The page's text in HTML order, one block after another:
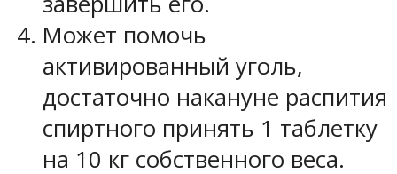
Может помочь
активированный уголь,
достаточно накануне распития
спиртного принять 1 таблетку
на 10 кг собственного веса.